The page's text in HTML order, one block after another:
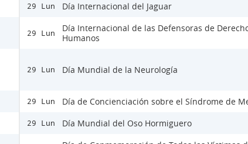
29 Lun Día Internacional del Jaguar
29 Lun
Día Internacional de las Defensoras de
Humanos
29 Lun Día Mundial de la Neurología
29 Lun Día de Concienciación sobre el Síndrome de
29 Lun
Día Mundial del Oso Hormiguero